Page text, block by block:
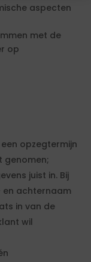
aspecten
met de
op
opzegtermijn
genomen;
juist in. Bij
en achternaam
in van de
wil